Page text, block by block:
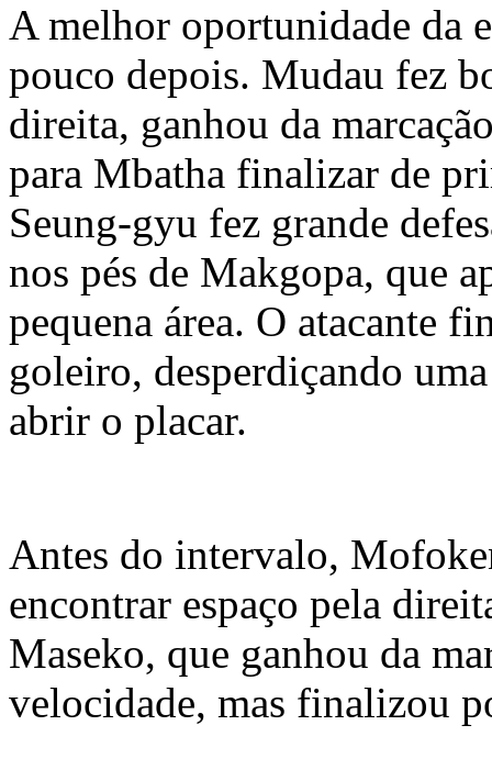
A melhor oportunidade da
pouco depois. Mudau fez
direita, ganhou da
para Mbatha finalizar de
Seung-gyu fez grande
nos pés de Makgopa, que
pequena área. O atacante
goleiro, desperdiçando
abrir o placar.
Antes do intervalo,
encontrar espaço pela
Maseko, que ganhou da
velocidade, mas finalizou